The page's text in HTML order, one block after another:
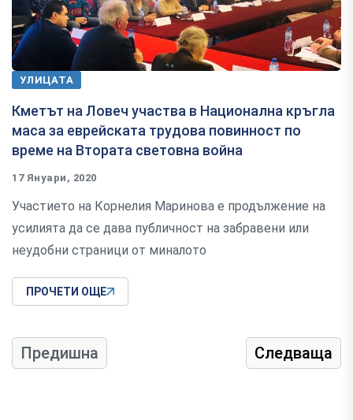
УЛИЦАТА
Кметът на Ловеч участва в Национална кръгла
маса за еврейската трудова повинност по
време на Втората световна война
17 Януари, 2020
Участието на Корнелия Маринова е продължение на
усилията да се дава публичност на забравени или
неудобни страници от миналото
ПРОЧЕТИ ОЩЕ
Предишна Следваща